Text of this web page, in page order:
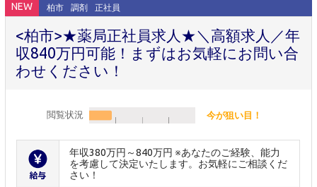
NEW 柏市 調剤 正社員
<柏市>★薬局正社員求人★＼高額求人／年
収840万円可能！まずはお気軽にお問い合
わせください！
閲覧状況 今が狙い目！
年収380万円～840万円 ※あなたのご経験、能力
を考慮して決定いたします。お気軽にご相談くだ
さい！